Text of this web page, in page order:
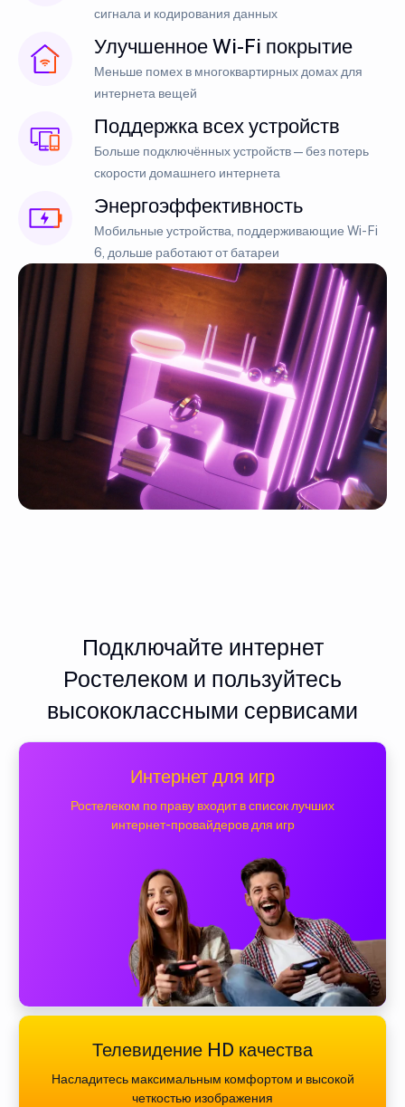
сигнала и кодирования данных
Улучшенное Wi-Fi покрытие
Меньше помех в многоквартирных домах для
интернета вещей
Поддержка всех устройств
Больше подключённых устройств — без потерь
скорости домашнего интернета
Энергоэффективность
Мобильные устройства, поддерживающие Wi-Fi
6, дольше работают от батареи
Подключайте интернет
Ростелеком и пользуйтесь
высококлассными сервисами
Интернет для игр
Ростелеком по праву входит в список лучших
интернет-провайдеров для игр
Телевидение HD качества
Насладитесь максимальным комфортом и высокой
четкостью изображения